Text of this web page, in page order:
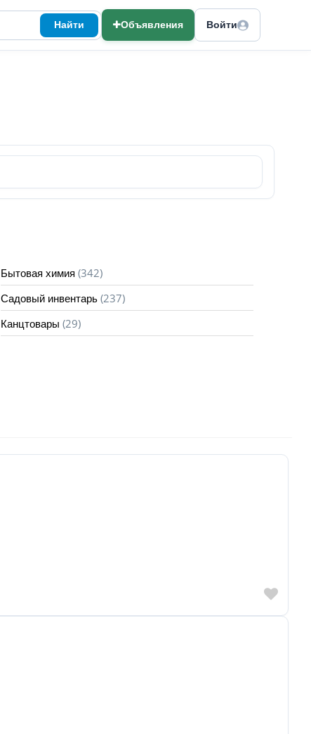
Найти Объявления Войти
Бытовая химия (342)
Садовый инвентарь (237)
Канцтовары (29)